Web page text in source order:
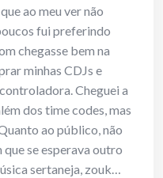
ao meu ver não
fui preferindo
chegasse bem na
minhas CDJs e
Cheguei a
dos time codes, mas
ao público, não
se esperava outro
sertaneja, zouk…